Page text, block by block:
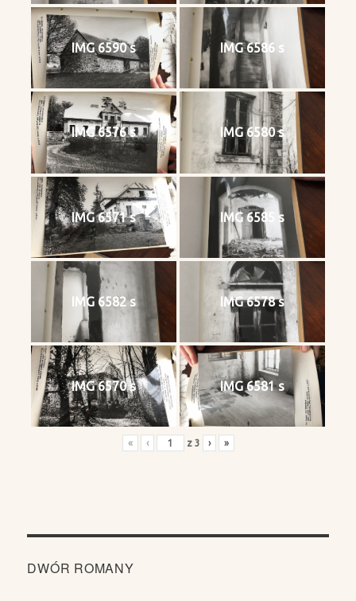
IMG 6590 s IMG 6586 s
IMG 6576 s IMG 6580 s
IMG 6571 s IMG 6585 s
IMG 6582 s IMG 6578 s
IMG 6570 s IMG 6581 s
« ‹ z 3 › »
DWÓR ROMANY